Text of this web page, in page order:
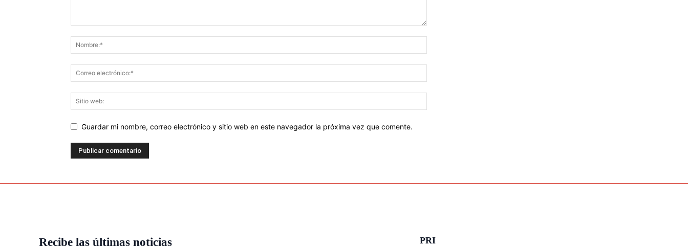
Guardar mi nombre, correo electrónico y sitio web en este navegador la próxima vez que comente.
Recibe las últimas noticias PRI